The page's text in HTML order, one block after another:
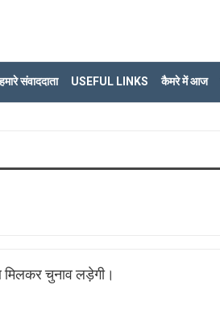
हमारे संवाददाता USEFUL LINKS कैमरे में आज
मिलकर चुनाव लड़ेगी।